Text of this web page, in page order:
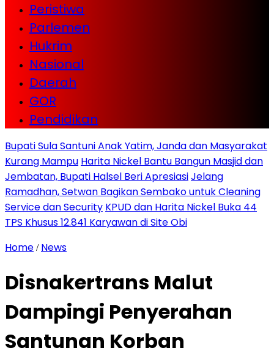
Peristiwa
Parlemen
Hukrim
Nasional
Daerah
GOR
Pendidikan
Bupati Sula Santuni Anak Yatim, Janda dan Masyarakat
Kurang Mampu Harita Nickel Bantu Bangun Masjid dan
Jembatan, Bupati Halsel Beri ApresiasiJelang
Ramadhan, Setwan Bagikan Sembako untuk Cleaning
Service dan Security KPUD dan Harita Nickel Buka 44
TPS Khusus 12.841 Karyawan di Site Obi
Home / News
Disnakertrans Malut
Dampingi Penyerahan
Santunan Korban